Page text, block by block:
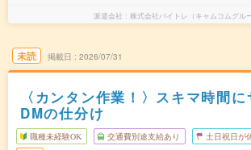
派遣会社 株式会社バイトレ（キャムコムグルー
未読 掲載日 2026/07/31
〈カンタン作業！〉スキマ時間に
DMの仕分け
職種未経験OK 交通費別途支給あり 土日祝日が